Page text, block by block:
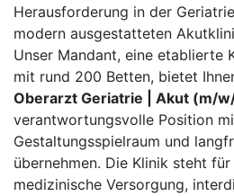
Herausforderung in der
modern ausgestatteten
Unser Mandant, eine etablierte
mit rund 200 Betten, bietet
Oberarzt Geriatrie | Akut (m/
verantwortungsvolle Position
Gestaltungsspielraum und
übernehmen. Die Klinik steht
medizinische Versorgung,